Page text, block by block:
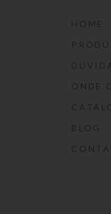
HOME
ONDE
BLOG